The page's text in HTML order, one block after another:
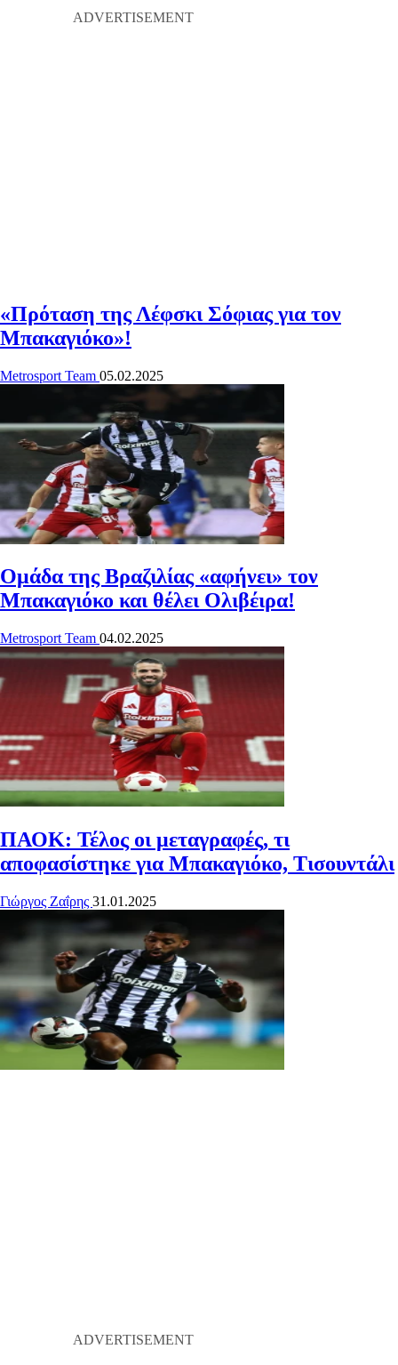
«Πρόταση της Λέφσκι Σόφιας για τον
Μπακαγιόκο»!
Metrosport Team 05.02.2025
Ομάδα της Βραζιλίας «αφήνει» τον
Μπακαγιόκο και θέλει Ολιβέιρα!
Metrosport Team 04.02.2025
ΠΑΟΚ: Τέλος οι μεταγραφές, τι
αποφασίστηκε για Μπακαγιόκο, Τισουντάλι
Γιώργος Ζαΐρης 31.01.2025